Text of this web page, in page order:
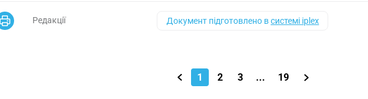
Редакції Документ підготовлено всистемі iplex
1 2 3 ... 19